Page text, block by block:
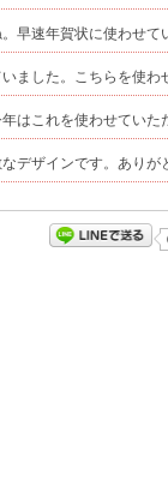
早速年賀状に使わせて
ました。こちらを使わ
はこれを使わせていた
デザインです。ありが